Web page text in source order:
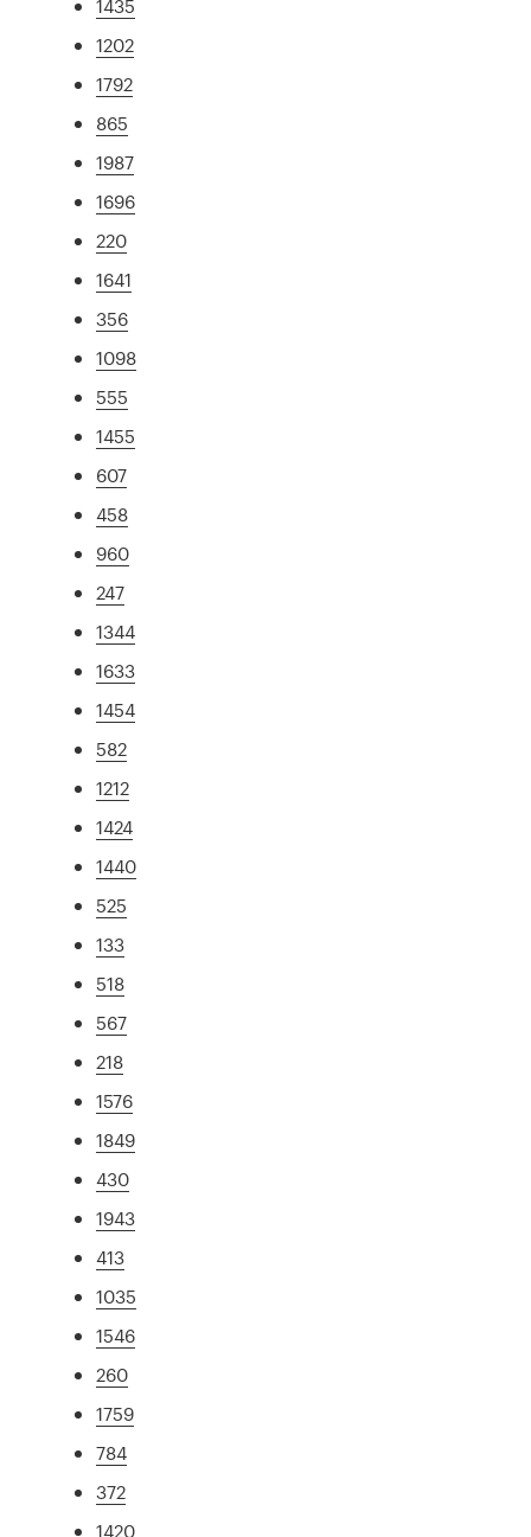
1435
1202
1792
865
1987
1696
220
1641
356
1098
555
1455
607
458
960
247
1344
1633
1454
582
1212
1424
1440
525
133
518
567
218
1576
1849
430
1943
413
1035
1546
260
1759
784
372
1420